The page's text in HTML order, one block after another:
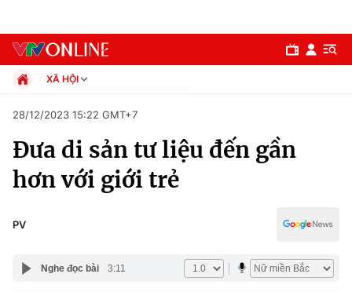
Chuyên mục
Chính trị
XÃ HỘI
Xã hội
Pháp luật
Thể thao
Đời sống
28/12/2023 15:22 GMT+7
Đưa di sản tư liệu đến gần
hơn với giới trẻ
PV
Nghe đọc bài 3:11